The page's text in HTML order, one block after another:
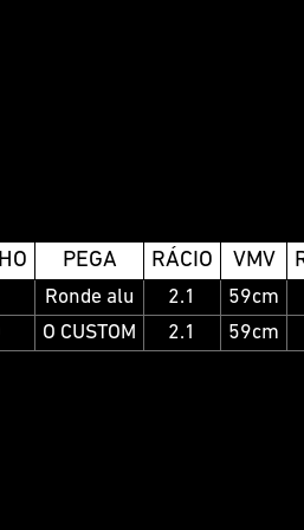
PEGA RÁCIO VMV
Ronde alu 2.1
59cm
O CUSTOM 2.1 59cm